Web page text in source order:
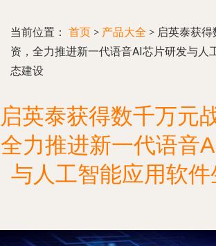
当前位置： 首页 > 产品大全 > 启英泰获
资，全力推进新一代语音AI芯片研发与人
态建设
启英泰获得数千万元
全力推进新一代语音
与人工智能应用软